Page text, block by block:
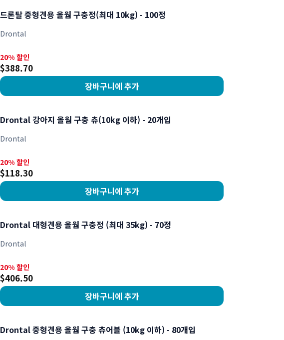
드론탈 중형견용 올웜 구충정(최대 10kg) - 100정
Drontal
20% 할인, $388.70
20% 할인
$388.70
장바구니에 추가
Drontal 강아지 올웜 구충 츄(10kg 이하) - 20개입
Drontal
20% 할인, $118.30
20% 할인
$118.30
장바구니에 추가
Drontal 대형견용 올웜 구충정 (최대 35kg) - 70정
Drontal
20% 할인, $406.50
20% 할인
$406.50
장바구니에 추가
Drontal 중형견용 올웜 구충 츄어블 (10kg 이하) - 80개입